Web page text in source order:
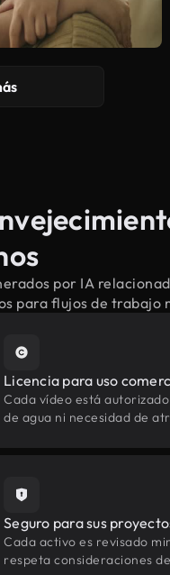
por IA
para flujos de trabajo
Licencia para uso
Cada vídeo está
de agua ni necesidad de
Seguro para sus
Cada activo es revisado
respeta consideraciones